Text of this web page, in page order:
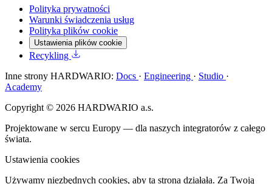
Polityka prywatności
Warunki świadczenia usług
Polityka plików cookie
Ustawienia plików cookie
Recykling
Inne strony HARDWARIO: Docs · Engineering · Studio ·
Academy
Copyright © 2026 HARDWARIO a.s.
Projektowane w sercu Europy — dla naszych integratorów z całego
świata.
Ustawienia cookies
Używamy niezbędnych cookies, aby ta strona działała. Za Twoją